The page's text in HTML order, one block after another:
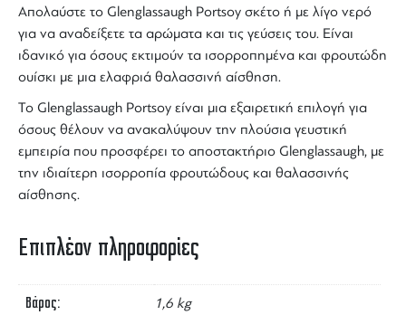
Απολαύστε το Glenglassaugh Portsoy σκέτο ή με λίγο νερό
για να αναδείξετε τα αρώματα και τις γεύσεις του. Είναι
ιδανικό για όσους εκτιμούν τα ισορροπημένα και φρουτώδη
ουίσκι με μια ελαφριά θαλασσινή αίσθηση.
Το Glenglassaugh Portsoy είναι μια εξαιρετική επιλογή για
όσους θέλουν να ανακαλύψουν την πλούσια γευστική
εμπειρία που προσφέρει το αποστακτήριο Glenglassaugh, με
την ιδιαίτερη ισορροπία φρουτώδους και θαλασσινής
αίσθησης.
Επιπλέον πληροφορίες
Βάρος 1,6 kg